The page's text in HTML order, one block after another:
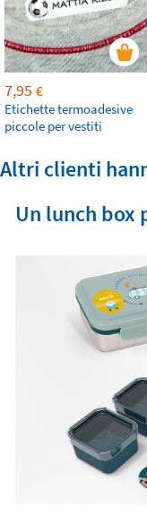
7,95 €
Etichette termoadesive
piccole per vestiti
Altri clienti
Un lunch box